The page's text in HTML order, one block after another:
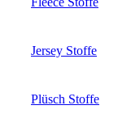
Jersey Stoffe
Plüsch Stoffe